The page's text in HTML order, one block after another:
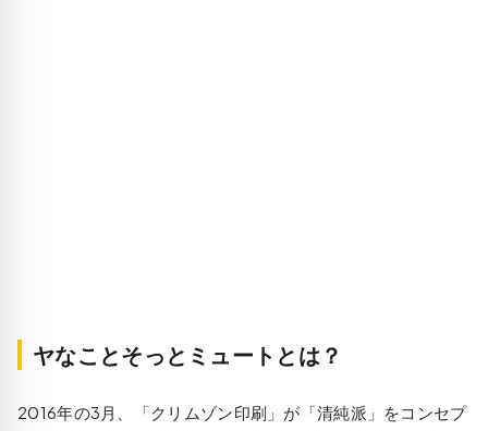
ヤなことそっとミュートとは？
2016年の3月、「クリムゾン印刷」が「清純派」をコンセプ